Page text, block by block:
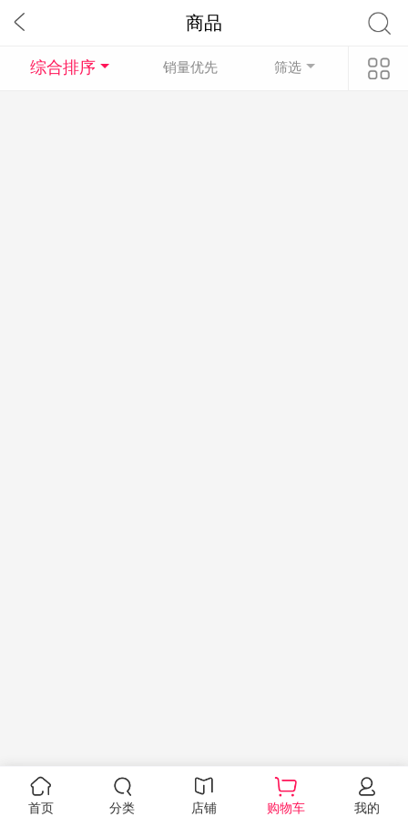
商品
综合排序 销量优先 筛选
首页 分类 店铺 购物车 我的